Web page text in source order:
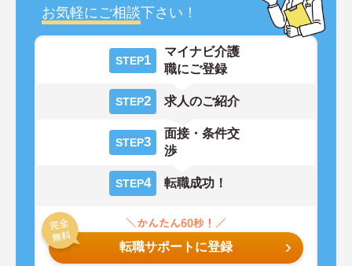
お気軽にご相談下さい！
STEP1
マイナビ介護
職にご登録
STEP2 求人のご紹介
STEP3
面接・条件交
渉
STEP4 転職成功！
転職サポートに登録